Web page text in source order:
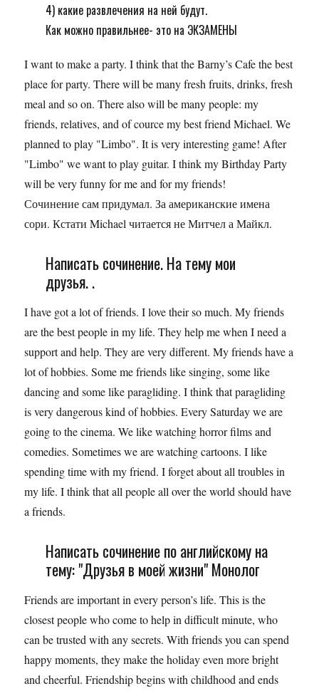
4) какие развлечения на ней будут.
Как можно правильнее- это на ЭКЗАМЕНЫ
I want to make a party. I think that the Barny’s Cafe the best
place for party. There will be many fresh fruits, drinks, fresh
meal and so on. There also will be many people: my
friends, relatives, and of cource my best friend Michael. We
planned to play "Limbo". It is very interesting game! After
"Limbo" we want to play guitar. I think my Birthday Party
will be very funny for me and for my friends!
Сочинение сам придумал. За американские имена
сори. Кстати Michael читается не Митчел а Майкл.
Написать сочинение. На тему мои
друзья. .
I have got a lot of friends. I love their so much. My friends
are the best people in my life. They help me when I need a
support and help. They are very different. My friends have a
lot of hobbies. Some me friends like singing, some like
dancing and some like paragliding. I think that paragliding
is very dangerous kind of hobbies. Every Saturday we are
going to the cinema. We like watching horror films and
comedies. Sometimes we are watching cartoons. I like
spending time with my friend. I forget about all troubles in
my life. I think that all people all over the world should have
a friends.
Написать сочинение по английскому на
тему: "Друзья в моей жизни" Монолог
Friends are important in every person’s life. This is the
closest people who come to help in difficult minute, who
can be trusted with any secrets. With friends you can spend
happy moments, they make the holiday even more bright
and cheerful. Friendship begins with childhood and ends